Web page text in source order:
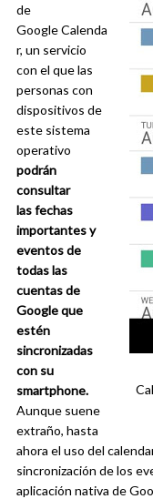
de
Google Calenda
r, un servicio
con el que las
personas con
dispositivos de
este sistema
operativo
podrán
consultar
las fechas
importantes y
eventos de
todas las
cuentas de
Google que
estén
sincronizadas
con su
smartphone.
Aunque suene
extraño, hasta
ahora el uso del
sincronización de los
aplicación nativa de